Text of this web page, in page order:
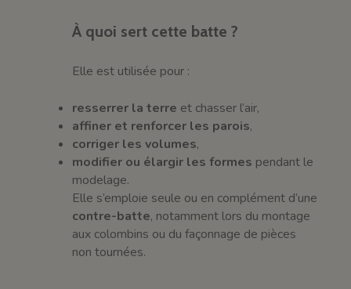
À quoi sert cette batte ?
Elle est utilisée pour :
resserrer la terre et chasser l’air,
affiner et renforcer les parois,
corriger les volumes,
modifier ou élargir les formes pendant le
modelage.
Elle s’emploie seule ou en complément d’une
contre-batte, notamment lors du montage
aux colombins ou du façonnage de pièces
non tournées.